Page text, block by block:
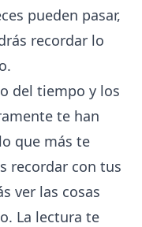
pueden pasar,
recordar lo
del tiempo y los
te han
que más te
recordar con tus
ver las cosas
La lectura te